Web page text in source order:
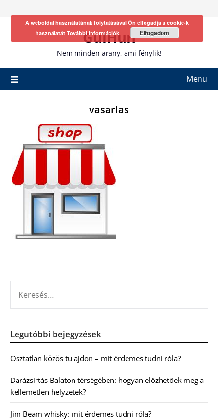
GulHun
Nem minden arany, ami fénylik!
Menu
vasarlas
Legutóbbi bejegyzések
Osztatlan közös tulajdon – mit érdemes tudni róla?
Darázsirtás Balaton térségében: hogyan előzhetőek meg a
kellemetlen helyzetek?
Jim Beam whisky: mit érdemes tudni róla?
A weboldal használatának folytatásával Ön elfogadja a cookie-k
használatát További információk Elfogadom